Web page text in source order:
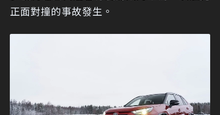
正面對撞的事故發生。